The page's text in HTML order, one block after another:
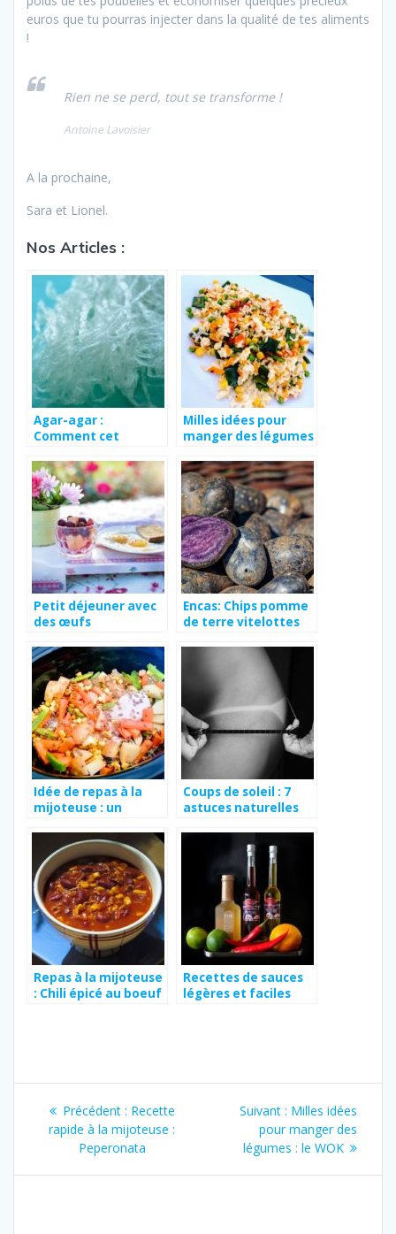
euros que tu pourras injecter dans la qualité de tes aliments
!
Rien ne se perd, tout se transforme !
Antoine Lavoisier
A la prochaine,
Sara et Lionel.
Nos Articles :
Agar-agar :
Comment cet
aide à perdre du
poids ?
Milles idées pour
manger des légumes
Petit déjeuner avec
des œufs
Encas: Chips pomme
de terre vitelottes
Idée de repas à la
mijoteuse : un
revisité
Coups de soleil : 7
astuces naturelles
Repas à la mijoteuse
: Chili épicé au boeuf
Recettes de sauces
légères et faciles
Navigation
de
l’article
Précédent : Article
précédent
:
Recette
rapide à la mijoteuse :
Peperonata
Suivant : Article
suivant
:
Milles idées
pour manger des
légumes : le WOK